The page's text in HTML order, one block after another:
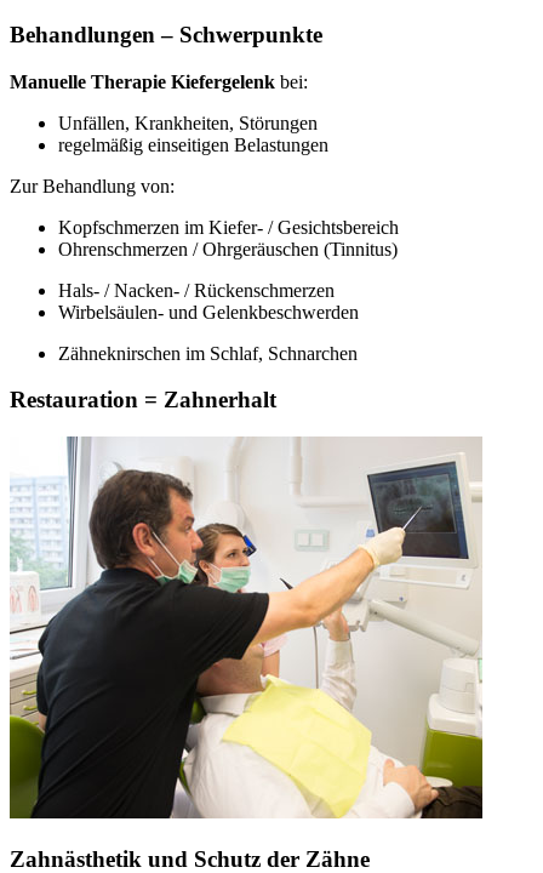
Behandlungen – Schwerpunkte
Manuelle Therapie Kiefergelenk bei:
Unfällen, Krankheiten, Störungen
regelmäßig einseitigen Belastungen
Zur Behandlung von:
Kopfschmerzen im Kiefer- / Gesichtsbereich
Ohrenschmerzen / Ohrgeräuschen (Tinnitus)
Hals- / Nacken- / Rückenschmerzen
Wirbelsäulen- und Gelenkbeschwerden
Zähneknirschen im Schlaf, Schnarchen
Restauration = Zahnerhalt
Zahnästhetik und Schutz der Zähne